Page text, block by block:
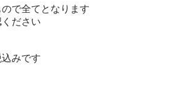
で全てとなります
ださい
みです